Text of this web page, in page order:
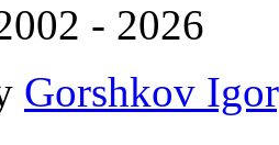
- 2026
Gorshkov Igor